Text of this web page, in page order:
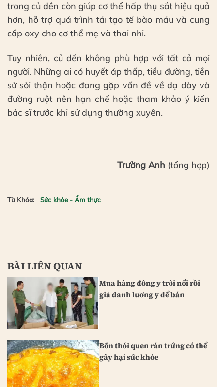
trong củ dền còn giúp cơ thể hấp thụ sắt hiệu quả
hơn, hỗ trợ quá trình tái tạo tế bào máu và cung
cấp oxy cho cơ thể mẹ và thai nhi.
Tuy nhiên, củ dền không phù hợp với tất cả mọi
người. Những ai có huyết áp thấp, tiểu đường, tiền
sử sỏi thận hoặc đang gặp vấn đề về dạ dày và
đường ruột nên hạn chế hoặc tham khảo ý kiến
bác sĩ trước khi sử dụng thường xuyên.
Trường Anh (tổng hợp)
Từ Khóa: Sức khỏe - Ẩm thực
BÀI LIÊN QUAN
Mua hàng đông y trôi nổi rồi
giả danh lương y để bán
Bốn thói quen rán trứng có thể
gây hại sức khỏe